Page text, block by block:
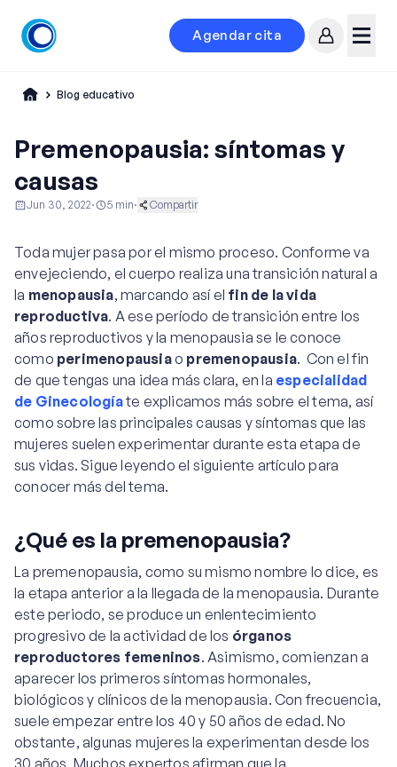
Agendar cita
Blog educativo
Premenopausia: síntomas y
causas
Jun 30, 2022· 5 min· Compartir
Ginecología y Obstetricia
Toda mujer pasa por el mismo proceso. Conforme va
envejeciendo, el cuerpo realiza una transición natural a
la menopausia, marcando así el fin de la vida
reproductiva. A ese período de transición entre los
años reproductivos y la menopausia se le conoce
como perimenopausiao premenopausia. Con el fin
de que tengas una idea más clara, en la especialidad
de Ginecologíate explicamos más sobre el tema, así
como sobre las principales causas y síntomas que las
mujeres suelen experimentar durante esta etapa de
sus vidas. Sigue leyendo el siguiente artículo para
conocer más del tema.
¿Qué es la premenopausia?
La premenopausia, como su mismo nombre lo dice, es
la etapa anterior a la llegada de la menopausia. Durante
este periodo, se produce un enlentecimiento
progresivo de la actividad de los órganos
reproductores femeninos. Asimismo, comienzan a
aparecer los primeros síntomas hormonales,
biológicos y clínicos de la menopausia. Con frecuencia,
suele empezar entre los 40 y 50 años de edad. No
obstante, algunas mujeres la experimentan desde los
30 años. Muchos expertos afirman que la